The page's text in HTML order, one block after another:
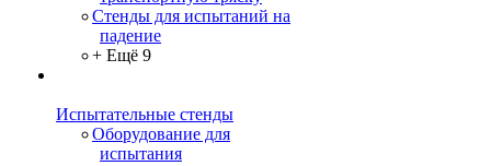
Стенды для испытаний на
падение
+ Ещё 9
Испытательные стенды
Оборудование для
испытания